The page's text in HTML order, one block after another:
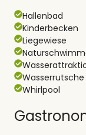
Hallenbad
Kinderbecken
Liegewiese
Wasserrutsche
Whirlpool